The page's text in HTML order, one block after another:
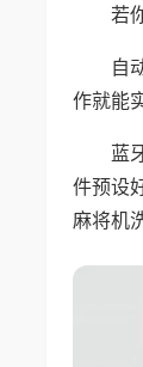
若
自
作就能
蓝
件预设
麻将机